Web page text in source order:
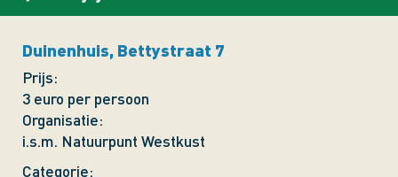
Duinenhuis, Bettystraat 7
Prijs
3 euro per persoon
Organisatie
i.s.m. Natuurpunt Westkust
Categorie